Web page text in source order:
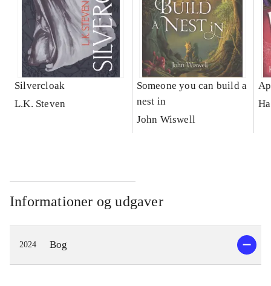
Silvercloak
L.K. Steven
Someone you can build a
nest in
John Wiswell
Informationer og udgaver
2024 Bog